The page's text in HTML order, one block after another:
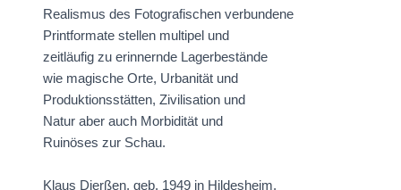
Realismus des Fotografischen verbundene
Printformate stellen multipel und
zeitläufig zu erinnernde Lagerbestände
wie magische Orte, Urbanität und
Produktionsstätten, Zivilisation und
Natur aber auch Morbidität und
Ruinöses zur Schau.
Klaus Dierßen, geb. 1949 in Hildesheim.